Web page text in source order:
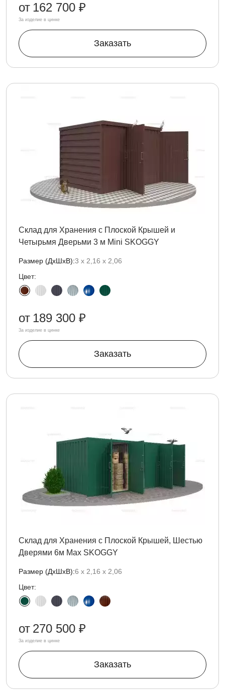
от 162 700 ₽
За изделие в цинке
Заказать
Склад для Хранения с Плоской Крышей и
Четырьмя Дверьми 3 м Mini SKOGGY
Размер (ДxШxВ):3 х 2,16 х 2,06
Цвет:
от 189 300 ₽
За изделие в цинке
Заказать
Склад для Хранения с Плоской Крышей, Шестью
Дверями 6м Max SKOGGY
Размер (ДxШxВ):6 х 2,16 х 2,06
Цвет:
от 270 500 ₽
За изделие в цинке
Заказать